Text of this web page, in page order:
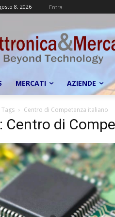
8, 2026 Entra
MERCATI AZIENDE
Tags Centro di Competenza italiano
Centro di